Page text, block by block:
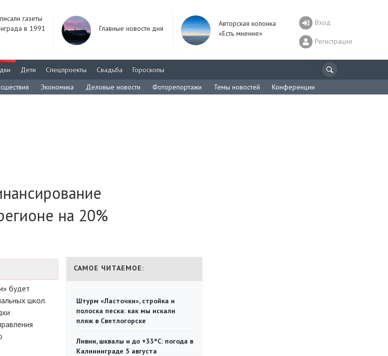
газеты
в 1991
Главные новости дня
Авторская колонка
«Есть мнение»
Вход
Регистрация
Дети Спецпроекты Свадьба
Гороскопы
Экономика Деловые новости Фоторепортажи Темы новостей Конференции
на 20%
будет
школ.
САМОЕ ЧИТАЕМОЕ:
Штурм «Ласточки», стройка и
полоска песка: как мы искали
пляж в Светлогорске
Ливни, шквалы и до +33°С: погода в
Калининграде 5 августа